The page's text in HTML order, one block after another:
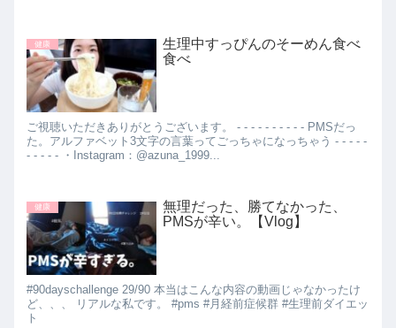
健康
生理中すっぴんのそーめん食べ
食べ
ご視聴いただきありがとうございます。 - - - - - - - - - - PMSだっ
た。アルファベット3文字の言葉ってごっちゃになっちゃう - - - - -
- - - - - ・Instagram：@azuna_1999...
健康
無理だった、勝てなかった、
PMSが辛い。【Vlog】
#90dayschallenge 29/90 本当はこんな内容の動画じゃなかったけ
ど、、、 リアルな私です。 #pms #月経前症候群 #生理前ダイエッ
ト